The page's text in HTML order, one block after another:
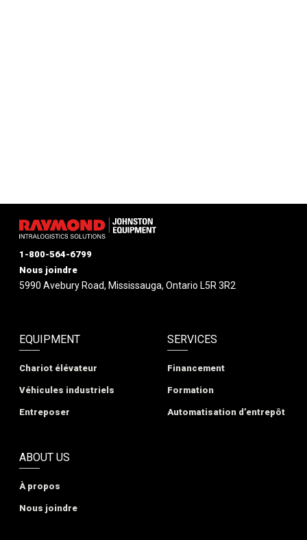
EQUIPMENT
Chariot élévateur
Véhicules industriels
Entreposer
SERVICES
Financement
Formation
Automatisation d’entrepôt
ABOUT US
À propos
Nous joindre
1-800-564-6799
Nous joindre
5990 Avebury Road, Mississauga, Ontario L5R 3R2